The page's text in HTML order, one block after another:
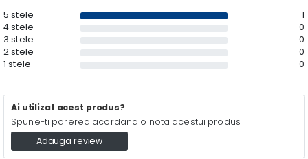
5 stele
1
4 stele
0
3 stele
0
2 stele
0
1 stele
0
Ai utilizat acest produs?
Spune-ti parerea acordand o nota acestui produs
Adauga review